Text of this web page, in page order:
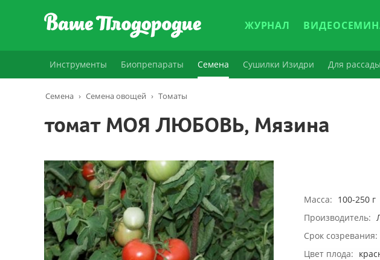
ЖУРНАЛ
Инструменты Биопрепараты Семена Сушилки Изидри Для рассады
Семена › Семена овощей › Томаты
томат МОЯ ЛЮБОВЬ, Мязина
Масса: 100-250 г
Производитель:
Срок созревания:
Цвет плода: